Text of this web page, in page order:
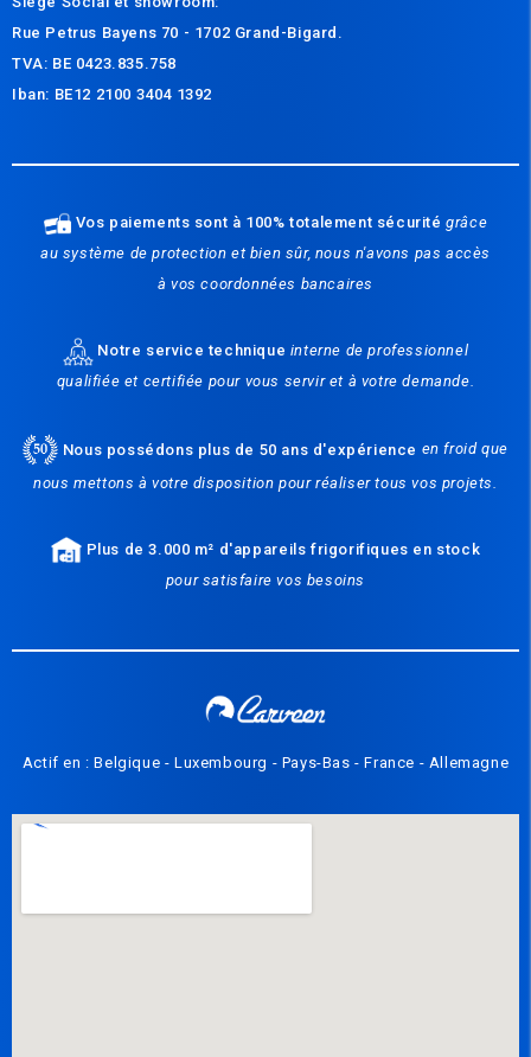
Rue Petrus Bayens 70 - 1702 Grand-Bigard.
TVA: BE 0423.835.758
Iban: BE12 2100 3404 1392
Vos paiements sont à 100% totalement sécuritégrâce
au système de protection et bien sûr, nous n'avons pas accès
à vos coordonnées bancaires
Notre service technique interne de professionnel
qualifiée et certifiée pour vous servir et à votre demande.
Nous possédons plus de 50 ans d'expérience en froid que
nous mettons à votre disposition pour réaliser tous vos projets.
Plus de 3.000 m² d'appareils frigorifiques en stock
pour satisfaire vos besoins
Actif en : Belgique - Luxembourg - Pays-Bas - France - Allemagne